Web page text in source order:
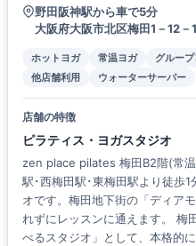
野田阪神駅から車で5分
大阪府大阪市北区梅田1－12
ホットヨガ 常温ヨガ グルー
他店舗利用
ウォーターサーバー
店舗の特徴
ピラティス・ヨガスタジオ
zen place pilates 梅田B2階(常
駅･西梅田駅･東梅田駅より徒歩
オです。梅田地下街の「ディア
れずにレッスンに通えます。 梅
べるスタジオ」として、本格的